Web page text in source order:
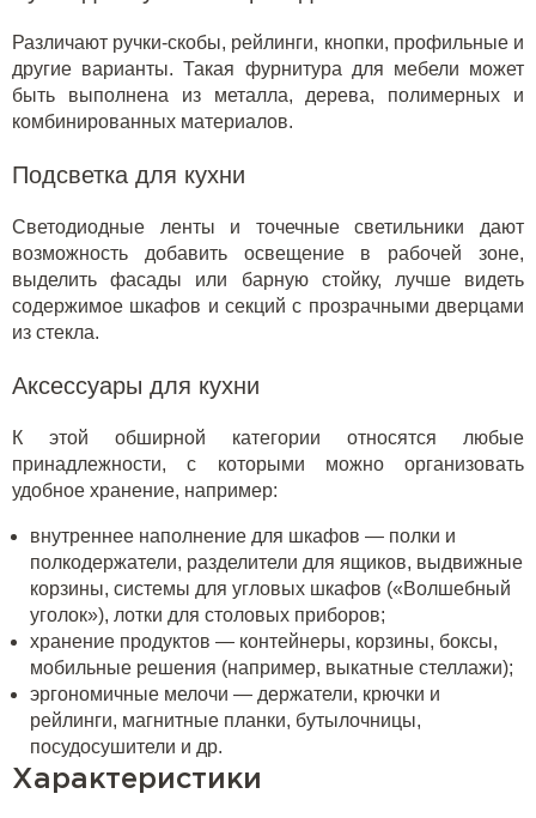
Различают ручки-скобы, рейлинги, кнопки, профильные и
другие варианты. Такая фурнитура для мебели может
быть выполнена из металла, дерева, полимерных и
комбинированных материалов.
Подсветка для кухни
Светодиодные ленты и точечные светильники дают
возможность добавить освещение в рабочей зоне,
выделить фасады или барную стойку, лучше видеть
содержимое шкафов и секций с прозрачными дверцами
из стекла.
Аксессуары для кухни
К этой обширной категории относятся любые
принадлежности, с которыми можно организовать
удобное хранение, например:
внутреннее наполнение для шкафов — полки и
полкодержатели, разделители для ящиков, выдвижные
корзины, системы для угловых шкафов («Волшебный
уголок»), лотки для столовых приборов;
хранение продуктов — контейнеры, корзины, боксы,
мобильные решения (например, выкатные стеллажи);
эргономичные мелочи — держатели, крючки и
рейлинги, магнитные планки, бутылочницы,
посудосушители и др.
Характеристики